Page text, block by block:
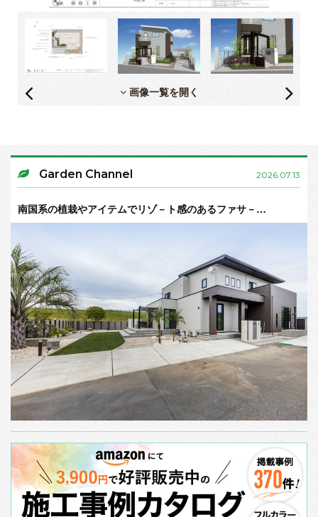
画像一覧を開く
Garden Channel 2026.07.13
南国系の植栽やアイテムでリゾ－ト感のあるファサ－…